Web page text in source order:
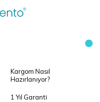
Kargom Nasıl
Hazırlanıyor?
1 Yıl Garanti